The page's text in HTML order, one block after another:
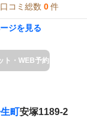
コミ総数 0 件
ジを見る
ト・WEB予約
町安塚1189-2